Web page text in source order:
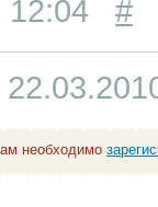
12:04 #
необходимо